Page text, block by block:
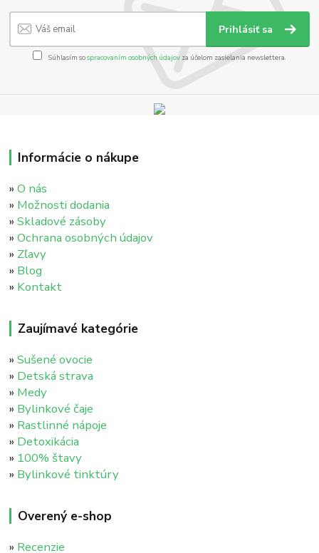
Prihlásiť sa
Súhlasím sospracovaním osobných údajov za účelom zasielania newslettera.
Informácie o nákupe
»O nás
» Možnosti dodania
»Skladové zásoby
»Ochrana osobných údajov
» Zľavy
» Blog
» Kontakt
Zaujímavé kategórie
»Sušené ovocie
» Detská strava
» Medy
» Bylinkové čaje
» Rastlinné nápoje
» Detoxikácia
» 100% štavy
» Bylinkové tinktúry
Overený e-shop
» Recenzie